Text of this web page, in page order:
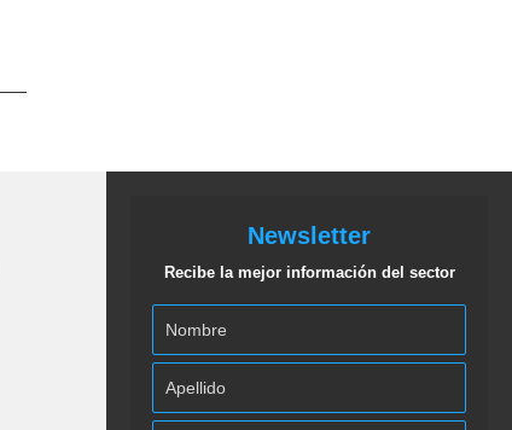
Newsletter
Recibe la mejor información del sector